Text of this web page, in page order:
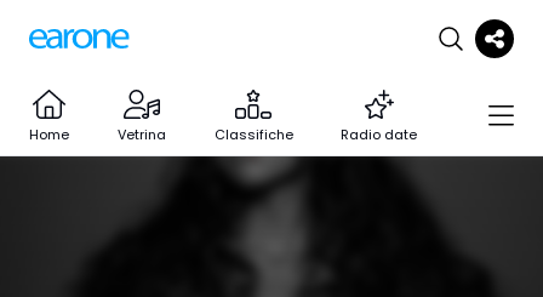
Home Vetrina Classifiche Radio date